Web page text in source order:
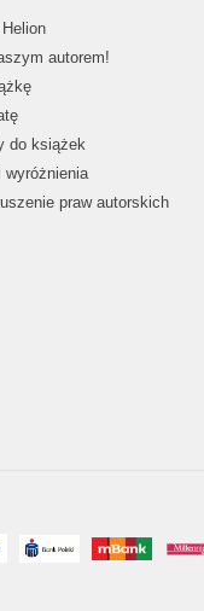
autorem!
do książek
wyróżnienia
praw autorskich